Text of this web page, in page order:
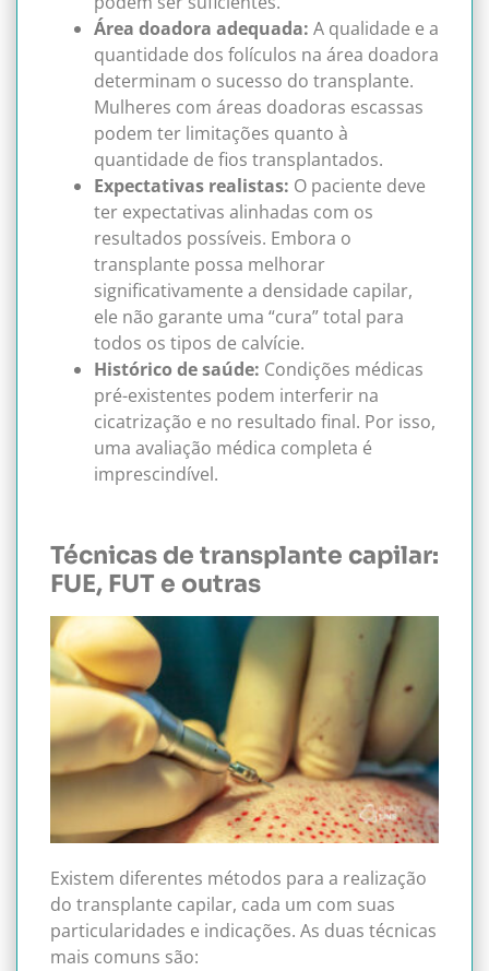
Área doadora adequada: A qualidade e a
quantidade dos folículos na área doadora
determinam o sucesso do transplante.
Mulheres com áreas doadoras escassas
podem ter limitações quanto à
quantidade de fios transplantados.
Expectativas realistas: O paciente deve
ter expectativas alinhadas com os
resultados possíveis. Embora o
transplante possa melhorar
significativamente a densidade capilar,
ele não garante uma “cura” total para
todos os tipos de calvície.
Histórico de saúde: Condições médicas
pré-existentes podem interferir na
cicatrização e no resultado final. Por isso,
uma avaliação médica completa é
imprescindível.
Técnicas de transplante capilar:
FUE, FUT e outras
Existem diferentes métodos para a realização
do transplante capilar, cada um com suas
particularidades e indicações. As duas técnicas
mais comuns são: